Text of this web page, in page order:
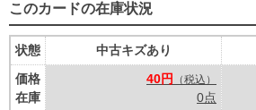
このカードの在庫状況
状態
価格
在庫
中古キズあり
40円
（税込）
0点